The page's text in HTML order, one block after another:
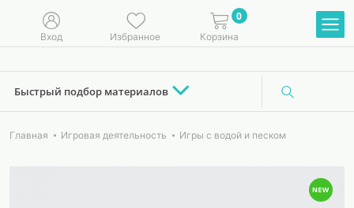
Вход Избранное
0
Корзина
Быстрый подбор материалов
Главная Игровая деятельность Игры с водой и песком